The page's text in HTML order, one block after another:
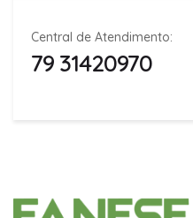
Central de Atendimento:
79 31420970